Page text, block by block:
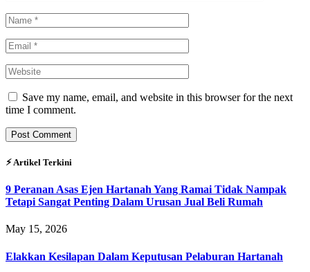
Save my name, email, and website in this browser for the next
time I comment.
⚡︎ Artikel Terkini
9 Peranan Asas Ejen Hartanah Yang Ramai Tidak Nampak
Tetapi Sangat Penting Dalam Urusan Jual Beli Rumah
May 15, 2026
Elakkan Kesilapan Dalam Keputusan Pelaburan Hartanah